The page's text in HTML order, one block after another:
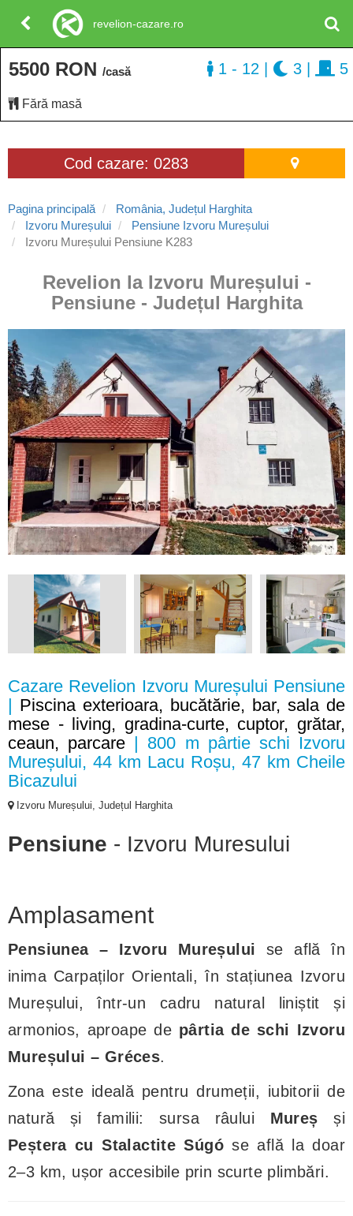
Cod cazare: 0283
Pagina principală
România, Județul Harghita
Izvoru Mureșului
Pensiune Izvoru Mureșului
Izvoru Mureșului Pensiune K283
Revelion la Izvoru Mureșului -
Pensiune - Județul Harghita
Cazare Revelion Izvoru Mureșului Pensiune
| Piscina exterioara, bucătărie, bar, sala de
mese - living, gradina-curte, cuptor, grătar,
ceaun, parcare | 800 m pârtie schi Izvoru
Mureșului, 44 km Lacu Roșu, 47 km Cheile
Bicazului
Izvoru Mureșului, Județul Harghita
Pensiune - Izvoru Muresului
Amplasament
Pensiunea – Izvoru Mureșului se află în
inima Carpaților Orientali, în stațiunea Izvoru
Mureșului, într-un cadru natural liniștit și
armonios, aproape de pârtia de schi Izvoru
Mureșului – Gréces.
Zona este ideală pentru drumeții, iubitorii de
natură și familii: sursa râului Mureș și
Peștera cu Stalactite Súgó se află la doar
2–3 km, ușor accesibile prin scurte plimbări.
5500 RON /casă
Fără masă
1 - 12 3 5
revelion-cazare.ro